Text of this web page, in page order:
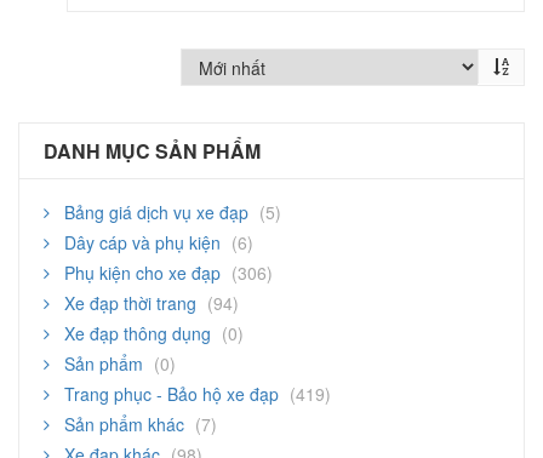
DANH MỤC SẢN PHẨM
Bảng giá dịch vụ xe đạp (5)
Dây cáp và phụ kiện (6)
Phụ kiện cho xe đạp (306)
Xe đạp thời trang (94)
Xe đạp thông dụng (0)
Sản phẩm (0)
Trang phục - Bảo hộ xe đạp (419)
Sản phẩm khác (7)